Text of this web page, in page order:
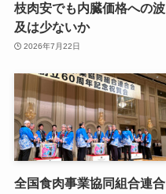
枝肉安でも内臓価格への波
及は少ないか
2026年7月22日
全国食肉事業協同組合連合